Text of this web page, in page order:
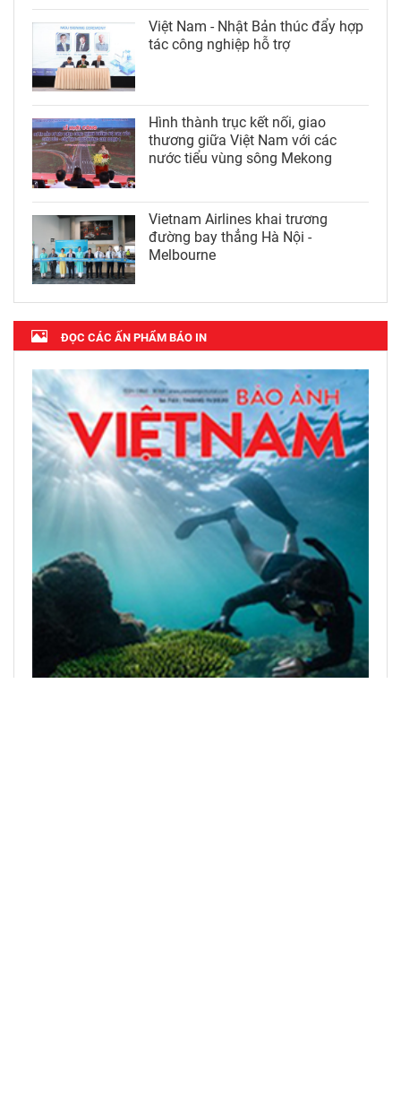
Việt Nam - Nhật Bản thúc đẩy hợp
tác công nghiệp hỗ trợ
Hình thành trục kết nối, giao
thương giữa Việt Nam với các
nước tiểu vùng sông Mekong
Vietnam Airlines khai trương
đường bay thẳng Hà Nội -
Melbourne
ĐỌC CÁC ẤN PHẨM BÁO IN